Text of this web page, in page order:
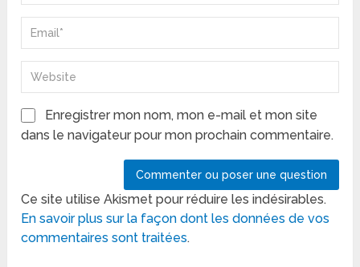
Enregistrer mon nom, mon e-mail et mon site
dans le navigateur pour mon prochain commentaire.
Ce site utilise Akismet pour réduire les indésirables.
En savoir plus sur la façon dont les données de vos
commentaires sont traitées.